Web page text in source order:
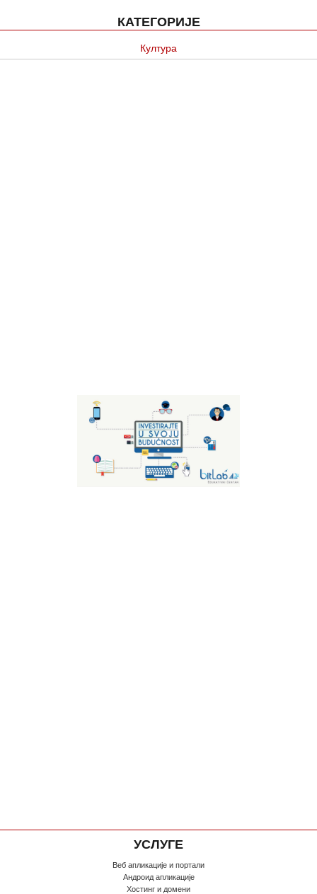
КАТЕГОРИЈЕ
Култура
УСЛУГЕ
Веб апликације и портали
Андроид апликације
Хостинг и домени